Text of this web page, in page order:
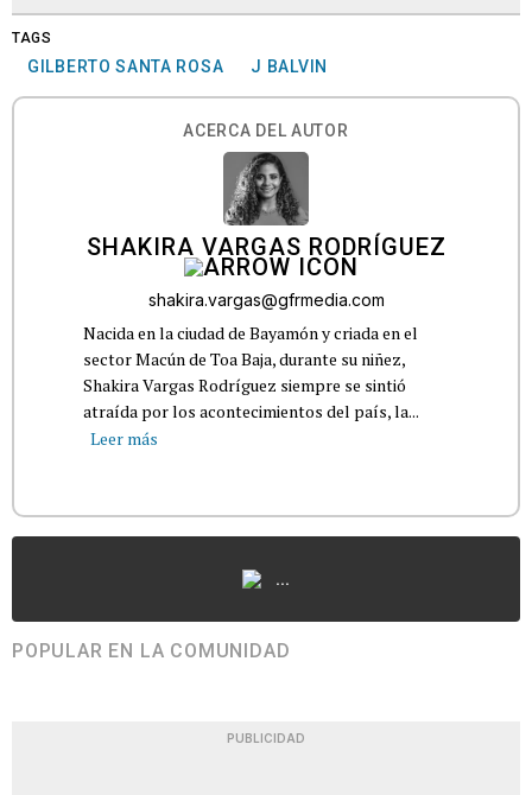
TAGS
GILBERTO SANTA ROSA J BALVIN
ACERCA DEL AUTOR
SHAKIRA VARGAS RODRÍGUEZ
shakira.vargas@gfrmedia.com
Nacida en la ciudad de Bayamón y criada en el
sector Macún de Toa Baja, durante su niñez,
Shakira Vargas Rodríguez siempre se sintió
atraída por los acontecimientos del país, la...
Leer más
...
POPULAR EN LA COMUNIDAD
PUBLICIDAD